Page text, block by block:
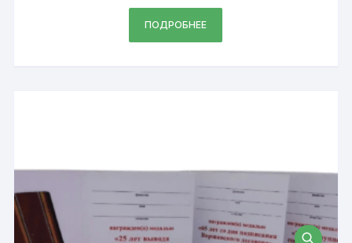
ПОДРОБНЕЕ